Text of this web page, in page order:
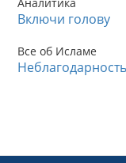
Включи голову
Все об Исламе